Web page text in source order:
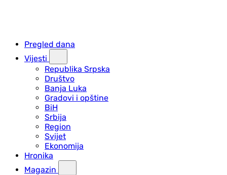
Pregled dana
Vijesti
Republika Srpska
Društvo
Banja Luka
Gradovi i opštine
BiH
Srbija
Region
Svijet
Ekonomija
Hronika
Magazin